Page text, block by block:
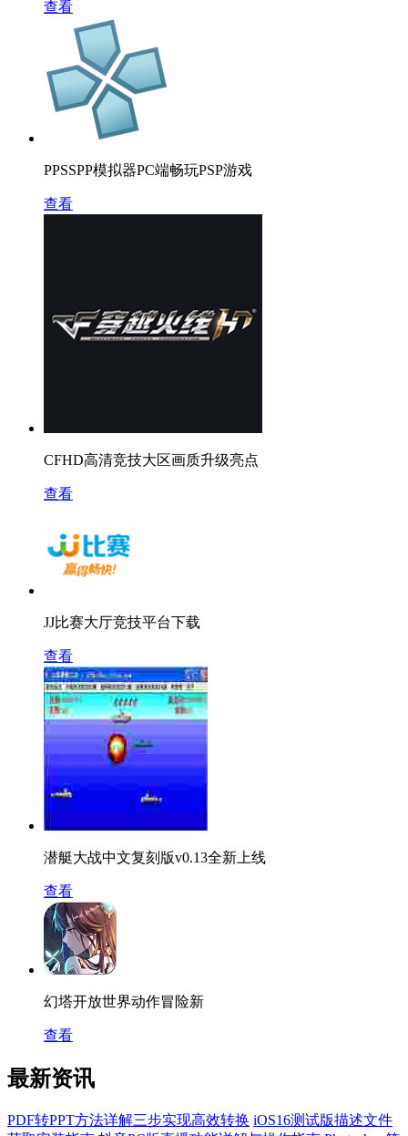
查看
PPSSPP模拟器PC端畅玩PSP游戏
查看
CFHD高清竞技大区画质升级亮点
查看
JJ比赛大厅竞技平台下载
查看
潜艇大战中文复刻版v0.13全新上线
查看
幻塔开放世界动作冒险新
查看
最新资讯
PDF转PPT方法详解三步实现高效转换 iOS16测试版描述文件